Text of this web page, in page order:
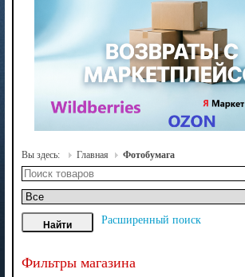
Вы здесь: Главная Фотобумага
Расширенный поиск
Фильтры магазина